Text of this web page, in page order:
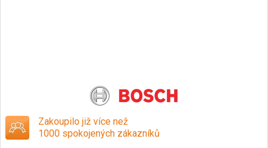
Zakoupilo již více než
1000 spokojených zákazníků